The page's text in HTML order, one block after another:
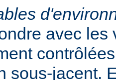
avec les
sous-jacent.